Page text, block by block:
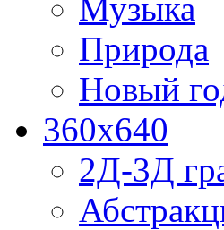
Музыка
Природа
Новый
360x640
2Д-3Д